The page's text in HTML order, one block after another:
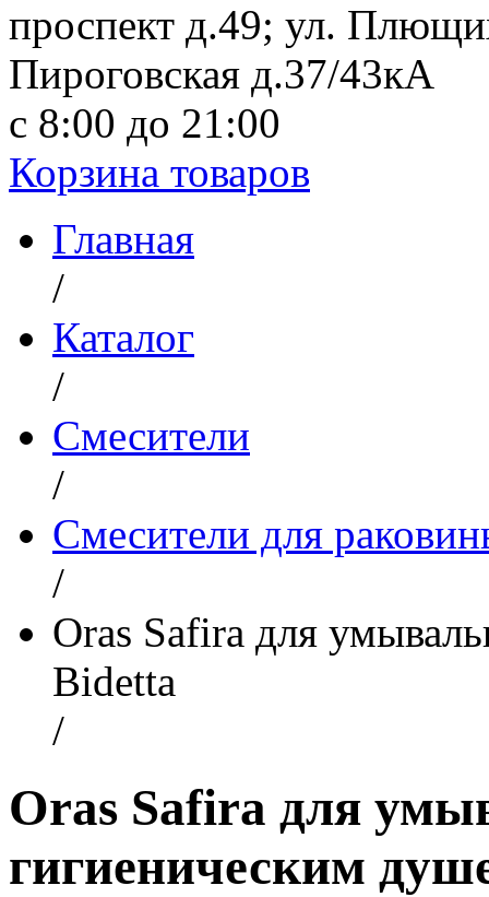
проспект д.49; ул.
Пироговская д.37/43кА
с 8:00 до 21:00
Корзина товаров
Главная
/
Каталог
/
Смесители
/
Смесители для
/
Oras Safira для
Bidetta
/
Oras Safira для
гигиеническим